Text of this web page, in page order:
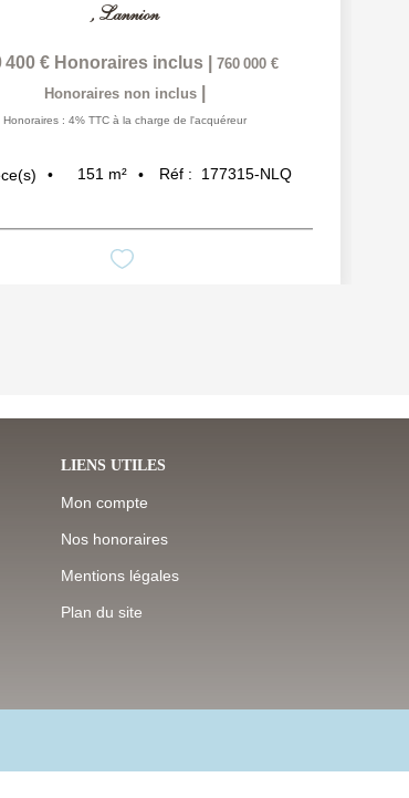
, Lannion
400 € Honoraires inclus
760 000 €
Honoraires non inclus
Honoraires : 4% TTC à la charge de l'acquéreur
151 m² Réf : 177315-NLQ
LIENS UTILES
Mon compte
Nos honoraires
Mentions légales
Plan du site